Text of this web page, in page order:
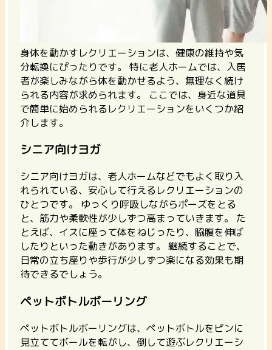
身体を動かすレクリエーションは、健康の維持や気
分転換にぴったりです。 特に老人ホームでは、入居
者が楽しみながら体を動かせるよう、無理なく続け
られる内容が求められます。
ここでは、身近な道具
で簡単に始められるレクリエーションをいくつか紹
介します。
シニア向けヨガ
シニア向けヨガは、老人ホームなどでもよく取り入
れられている、安心して行えるレクリエーションの
ひとつです。 ゆっくり呼吸しながらポーズをとる
と、筋力や柔軟性が少しずつ高まっていきます。
た
とえば、イスに座って体をねじったり、脇腹を伸ば
したりといった動きがあります。 継続することで、
日常の立ち座りや歩行が少しずつ楽になる効果も期
待できるでしょう。
ペットボトルボーリング
ペットボトルボーリングは、ペットボトルをピンに
見立ててボールを転がし、倒して遊ぶレクリエーシ